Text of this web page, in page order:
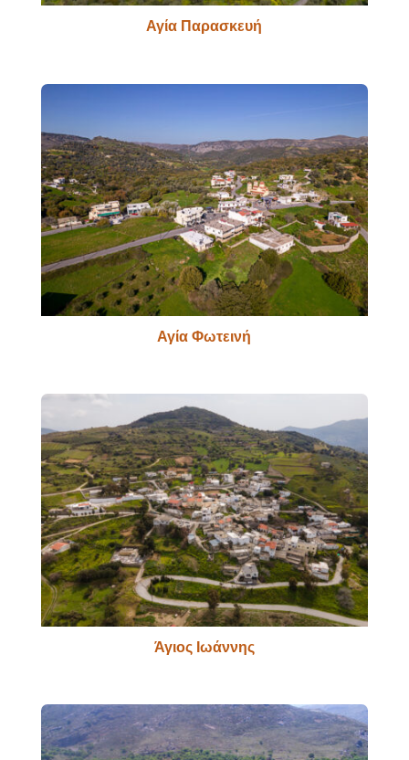
Αγία Παρασκευή
Αγία Φωτεινή
Άγιος Ιωάννης